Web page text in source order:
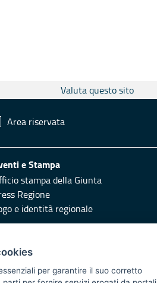
Valuta questo sito
Area riservata
e Stampa
stampa della Giunta
Regione
e identità regionale
di pubblicazione
per garantire il suo corretto